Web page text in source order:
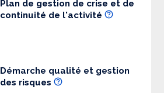
Plan de gestion de crise et de
continuité de l'activité
Démarche qualité et gestion
des risques